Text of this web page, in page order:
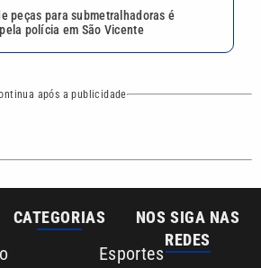
Polícia
agora com a emissora VTV SBT
que a VTV SBT acompanha: